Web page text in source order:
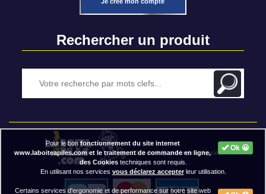
Rechercher un produit
2020 BAP ⓒ - Mentions légales
Ok 😀
Pour le bonfonctionnement du site internet
www.laboiteapiles.com et le traitement de commande en ligne,
des Cookiestechniques sont requis.
En utilisant nos services vous déclarez accepterleur utilisation.
Certains services d'ergonomie et de performance sur notre site web